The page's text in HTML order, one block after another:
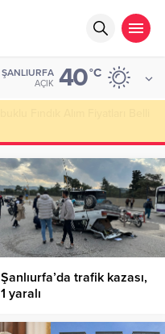
ŞANLIURFA
AÇIK 40°C
Şanlıurfa’da trafik kazası,
1 yaralı